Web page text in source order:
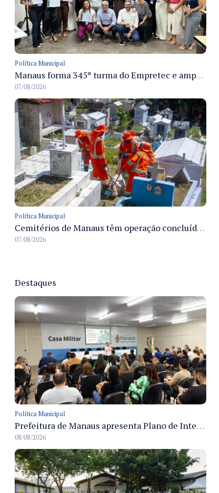
Política Municipal
Manaus forma 345ª turma do Empretec e amplia qualificação de empreendedores na cidade
07/08/2026
Política Municipal
Cemitérios de Manaus têm operação concluída e estrutura pronta para receber famílias no Dia dos Pais
07/08/2026
Destaques
Política Municipal
Prefeitura de Manaus apresenta Plano de Integridade da CGM e qualifica servidores para governança e conformidade no biênio 2027-2028
08/08/2026